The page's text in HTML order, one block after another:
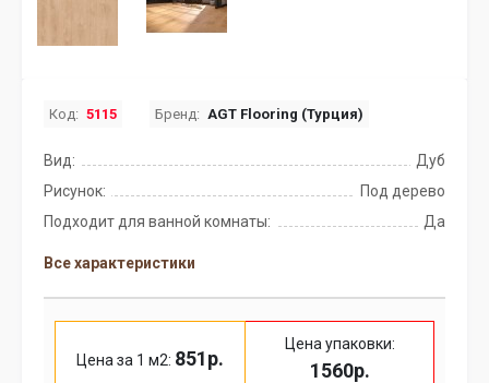
Код: 5115 Бренд: AGT Flooring (Турция)
Вид:
Дуб
Рисунок:
Под дерево
Подходит для ванной комнаты:
Да
Все характеристики
Цена за 1 м2: 851р.
Цена упаковки:
1560р.